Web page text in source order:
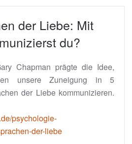
der Liebe: Mit
du?
Chapman prägte die Idee,
unsere Zuneigung in 5
der Liebe kommunizieren.
psychologie-
der-liebe